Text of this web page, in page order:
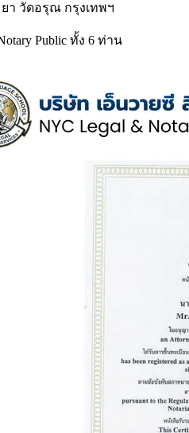
ยา วัดอรุณ กรุงเทพฯ
Public ทั้ง 6 ท่าน